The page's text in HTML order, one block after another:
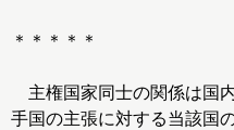
＊＊＊＊＊
主権国家同士の関係は国
手国の主張に対する当該国